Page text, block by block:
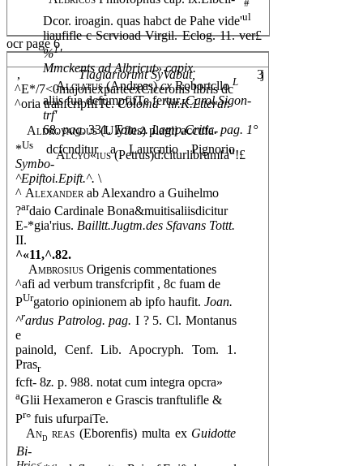
#
Dcor. iroagin. quas habct de Pahe vide'ul
liaufifle c Scrvioad Virgil. Eclog. 11. ver£
%1'
Mmckents ad Albricut» capix.
Alciatus(Andreas)cxRobortclloL
aliis fua dcfumpfifTe fertur.Carol.Sigon-
trf'
68.pag.331.Tom.z. Lamp.Critic. pag. 1°
Alcyo«ius(Petrus)d:citurlibrumfau!£
ocr page 6
, Tlagiariortmt SyVabut,
3j
^E*/7<0majoriexparteexCiceronis libris dc
^oria tranfcripfifTe.Coloma ^iir.K.Ltterar.
Aldrovandus(Ulyfles) plagii accufa-
*Usdcfcnditur a Laurcntio Pignorio
Symbo-
^Epiftoi.Epift.^. \
^ Alexander ab Alexandro a Guihelmo
?ardaio Cardinale Bona&muitisaliisdicitur
E-*gia'rius. Bailltt.Jugtm.des Sfavans Tottt.
II.
^«11,^.82.
AmbrosiusOrigenis commentationes
^afi ad verbum transfcripfit , 8c fuam de
PUrgatorio opinionem ab ipfo haufit. Joan.
^rardus Patrolog. pag.I ? 5. Cl. Montanus
e
painold, Cenf. Lib. Apocryph. Tom. 1.
Prasr
fcft- 8z. p. 988. notat cum integra opcra»
aGlii Hexameron e Grascis tranftulifle &
Pr° fuis ufurpaiTe.
And reas(Eborenfis) multa ex Guidotte
Bi-